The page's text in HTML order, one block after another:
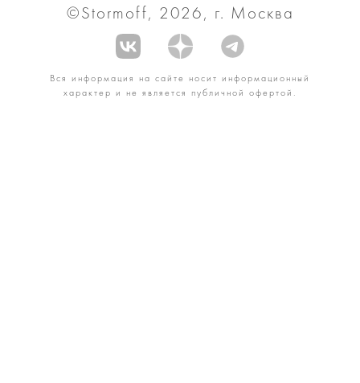
©Stormoff, 2026, г. Москва
Вся информация на сайте носит информационный
характер и не является публичной офертой.